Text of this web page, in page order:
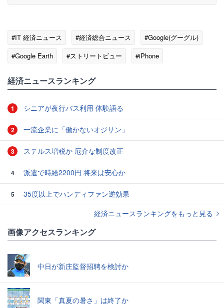
#IT 経済ニュース #経済総合ニュース
#Google(グーグル)
#Google Earth
#ストリートビュー
#iPhone
経済ニュースランキング
1 シニアが夜行バス利用 体験語る
2 一流企業に「働かないオジサン」
3 ステルス増税か 厄介な制度改正
4 派遣で時給2200円 将来は安心か
5
35度以上でハンディファン逆効果
経済ニュースランキングをもっと見る
画像アクセスランキング
中日が新庄監督招聘を検討か
関東「真夏の暑さ」は終了か